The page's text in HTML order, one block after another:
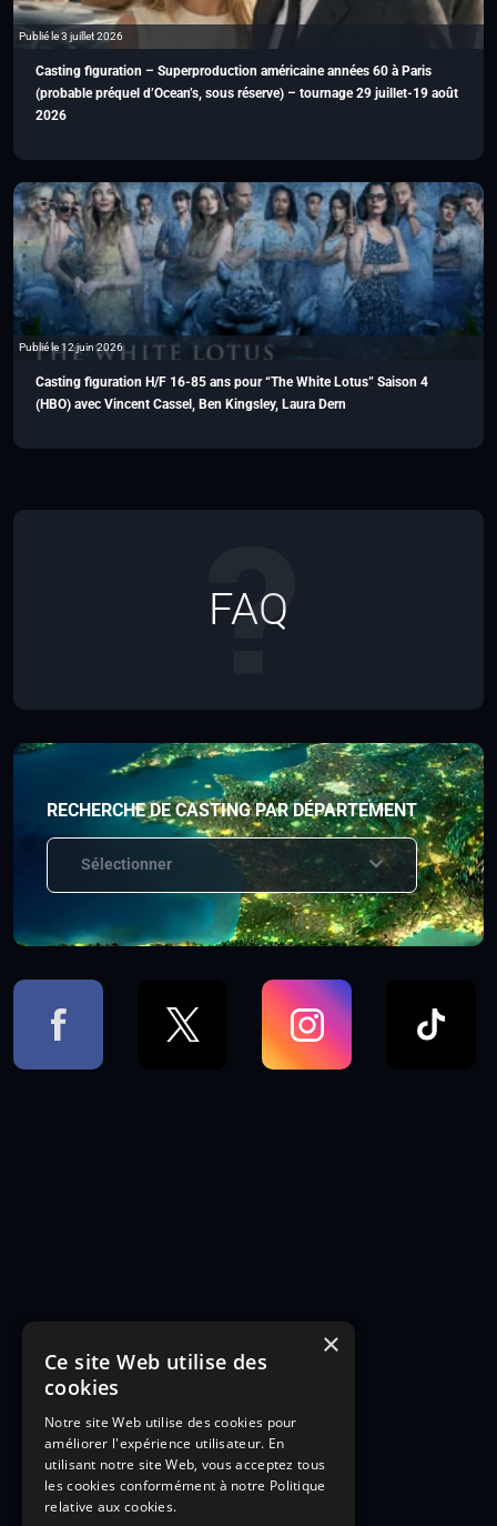
Publié le 3 juillet 2026
Casting figuration – Superproduction américaine années 60 à Paris
(probable préquel d’Ocean’s, sous réserve) – tournage 29 juillet-19 août
2026
Publié le 12 juin 2026
Casting figuration H/F 16-85 ans pour “The White Lotus” Saison 4
(HBO) avec Vincent Cassel, Ben Kingsley, Laura Dern
FAQ
RECHERCHE DE CASTING PAR DÉPARTEMENT
Sélectionner
×
Ce site Web utilise des
cookies
Notre site Web utilise des cookies pour
améliorer l'expérience utilisateur. En
utilisant notre site Web, vous acceptez tous
les cookies conformément à notre Politique
relative aux cookies.